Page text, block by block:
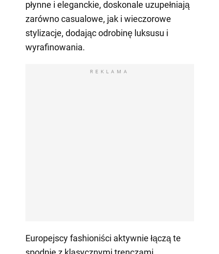
płynne i eleganckie, doskonale uzupełniają
zarówno casualowe, jak i wieczorowe
stylizacje, dodając odrobinę luksusu i
wyrafinowania.
REKLAMA
Europejscy fashioniści aktywnie łączą te